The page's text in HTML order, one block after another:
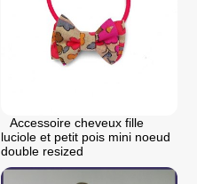
Accessoire cheveux fille
luciole et petit pois mini noeud
double resized